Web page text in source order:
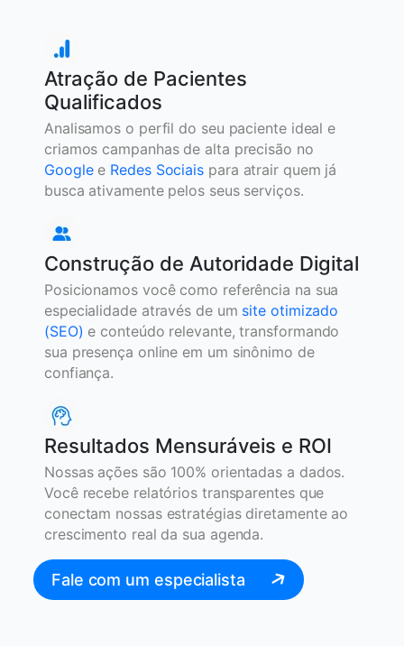
Atração de Pacientes
Qualificados
Analisamos o perfil do seu paciente ideal e
criamos campanhas de alta precisão no
Googlee Redes Sociais para atrair quem já
busca ativamente pelos seus serviços.
Construção de Autoridade Digital
Posicionamos você como referência na sua
especialidade através de um site otimizado
(SEO) e conteúdo relevante, transformando
sua presença online em um sinônimo de
confiança.
Resultados Mensuráveis e ROI
Nossas ações são 100% orientadas a dados.
Você recebe relatórios transparentes que
conectam nossas estratégias diretamente ao
crescimento real da sua agenda.
Fale com um especialista